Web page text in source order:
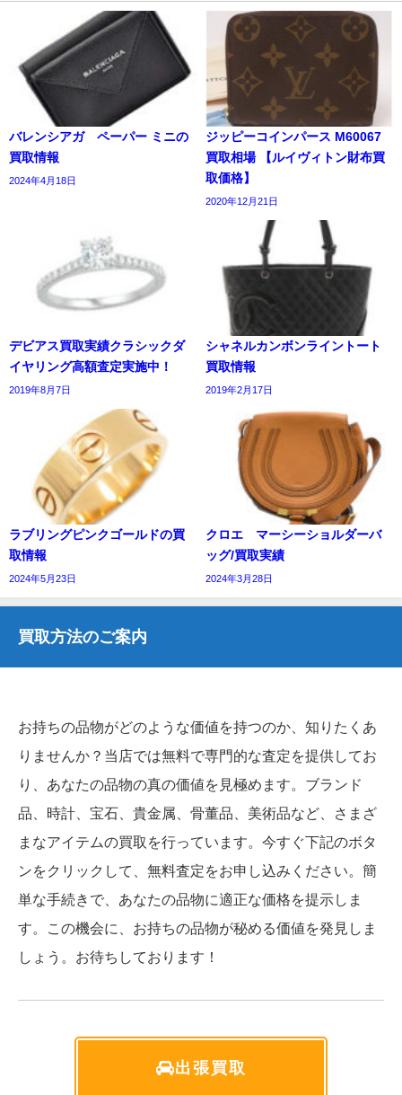
バレンシアガ ペーパー ミニの
買取情報
2024年4月18日
ジッピーコインパース M60067
買取相場 【ルイヴィトン財布買
取価格】
2020年12月21日
デビアス買取実績クラシックダ
イヤリング高額査定実施中！
2019年8月7日
シャネルカンボンライントート
買取情報
2019年2月17日
ラブリングピンクゴールドの買
取情報
2024年5月23日
クロエ マーシーショルダーバ
ッグ/買取実績
2024年3月28日
買取方法のご案内
お持ちの品物がどのような価値を持つのか、知りたくあ
りませんか？当店では無料で専門的な査定を提供してお
り、あなたの品物の真の価値を見極めます。ブランド
品、時計、宝石、貴金属、骨董品、美術品など、さまざ
まなアイテムの買取を行っています。今すぐ下記のボタ
ンをクリックして、無料査定をお申し込みください。簡
単な手続きで、あなたの品物に適正な価格を提示しま
す。この機会に、お持ちの品物が秘める価値を発見しま
しょう。お待ちしております！
出張買取